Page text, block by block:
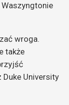
wroga.
także
University